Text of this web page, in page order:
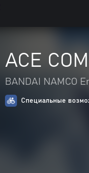
ACE
BANDAI NAMCO
Специальные